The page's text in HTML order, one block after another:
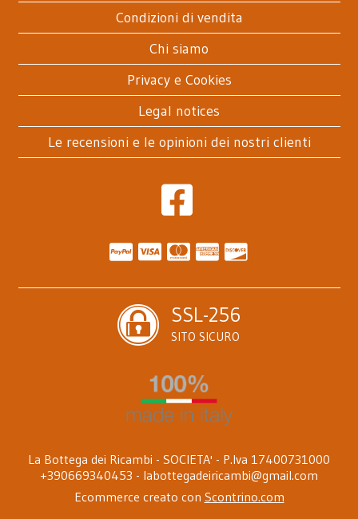
Condizioni di vendita
Chi siamo
Privacy e Cookies
Legal notices
Le recensioni e le opinioni dei nostri clienti
SSL-256
SITO SICURO
La Bottega dei Ricambi - SOCIETA' - P.Iva 17400731000
+390669340453 - labottegadeiricambi@gmail.com
Ecommerce creato con Scontrino.com